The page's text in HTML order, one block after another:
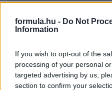
formula.hu - Do Not
Information
If you wish to opt-out of the
processing of your personal
targeted advertising by us,
section to confirm your
Hallgasd meg a
legfrissebb adását!